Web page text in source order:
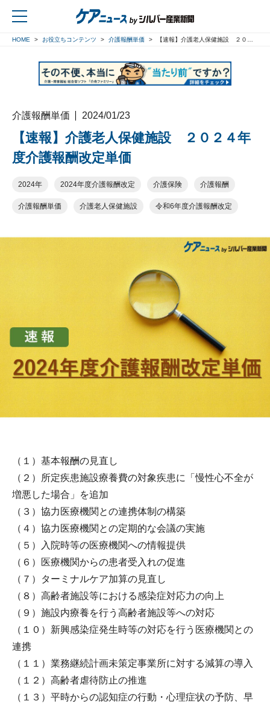
HOME お役立ちコンテンツ 介護報酬単価 【速報】介護老人保健施設 ２０２４年度介護報酬改定単価
介護報酬単価 2024/01/23
【速報】介護老人保健施設 ２０２４年
度介護報酬改定単価
2024年 2024年度介護報酬改定 介護保険 介護報酬
介護報酬単価 介護老人保健施設 令和6年度介護報酬改定
（１）基本報酬の見直し
（２）所定疾患施設療養費の対象疾患に「慢性心不全が
増悪した場合」を追加
（３）協力医療機関との連携体制の構築
（４）協力医療機関との定期的な会議の実施
（５）入院時等の医療機関への情報提供
（６）医療機関からの患者受入れの促進
（７）ターミナルケア加算の見直し
（８）高齢者施設等における感染症対応力の向上
（９）施設内療養を行う高齢者施設等への対応
（１０）新興感染症発生時等の対応を行う医療機関との
連携
（１１）業務継続計画未策定事業所に対する減算の導入
（１２）高齢者虐待防止の推進
（１３）平時からの認知症の行動・心理症状の予防、早